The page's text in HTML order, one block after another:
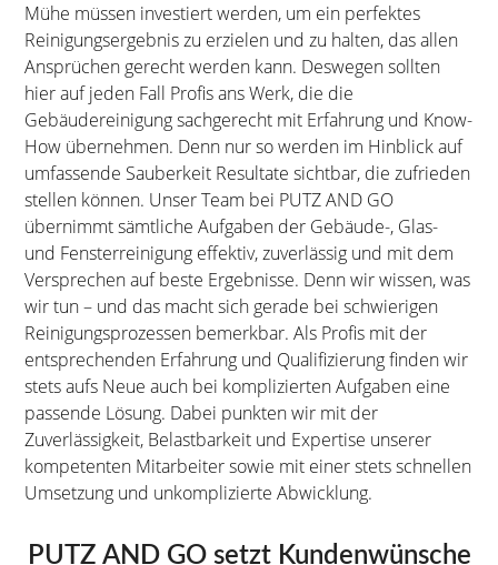
Mühe müssen investiert werden, um ein perfektes
Reinigungsergebnis zu erzielen und zu halten, das allen
Ansprüchen gerecht werden kann. Deswegen sollten
hier auf jeden Fall Profis ans Werk, die die
Gebäudereinigung sachgerecht mit Erfahrung und Know-
How übernehmen. Denn nur so werden im Hinblick auf
umfassende Sauberkeit Resultate sichtbar, die zufrieden
stellen können. Unser Team bei PUTZ AND GO
übernimmt sämtliche Aufgaben der Gebäude-, Glas-
und Fensterreinigung effektiv, zuverlässig und mit dem
Versprechen auf beste Ergebnisse. Denn wir wissen, was
wir tun – und das macht sich gerade bei schwierigen
Reinigungsprozessen bemerkbar. Als Profis mit der
entsprechenden Erfahrung und Qualifizierung finden wir
stets aufs Neue auch bei komplizierten Aufgaben eine
passende Lösung. Dabei punkten wir mit der
Zuverlässigkeit, Belastbarkeit und Expertise unserer
kompetenten Mitarbeiter sowie mit einer stets schnellen
Umsetzung und unkomplizierte Abwicklung.
PUTZ AND GO setzt Kundenwünsche